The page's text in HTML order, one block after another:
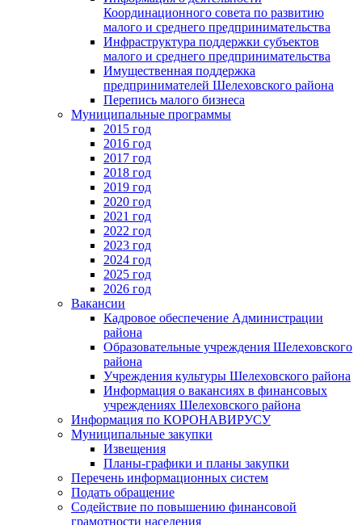
Координационного совета по развитию
малого и среднего предпринимательства
Инфраструктура поддержки субъектов
малого и среднего предпринимательства
Имущественная поддержка
предпринимателей Шелеховского района
Перепись малого бизнеса
Муниципальные программы
2015 год
2016 год
2017 год
2018 год
2019 год
2020 год
2021 год
2022 год
2023 год
2024 год
2025 год
2026 год
Вакансии
Кадровое обеспечение Администрации
района
Образовательные учреждения Шелеховского
района
Учреждения культуры Шелеховского района
Информация о вакансиях в финансовых
учреждениях Шелеховского района
Информация по КОРОНАВИРУСУ
Муниципальные закупки
Извещения
Планы-графики и планы закупки
Перечень информационных систем
Подать обращение
Содействие по повышению финансовой
грамотности населения